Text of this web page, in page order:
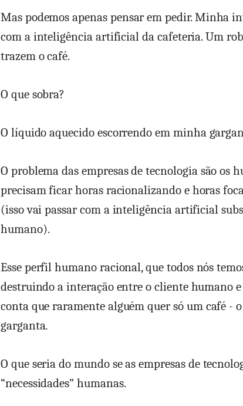
Mas podemos apenas pensar em pedir. Minha
com a inteligência artificial da cafeteria. Um
trazem o café.
O que sobra?
O líquido aquecido escorrendo em minha
O problema das empresas de tecnologia são os
precisam ficar horas racionalizando e horas
(isso vai passar com a inteligência artificial
humano).
Esse perfil humano racional, que todos nós
destruindo a interação entre o cliente humano
conta que raramente alguém quer só um café -
garganta.
O que seria do mundo se as empresas de
“necessidades” humanas.